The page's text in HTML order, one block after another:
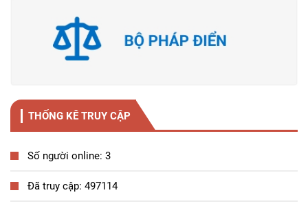
THỐNG KÊ TRUY CẬP
Số người online: 3
Đã truy cập: 497114